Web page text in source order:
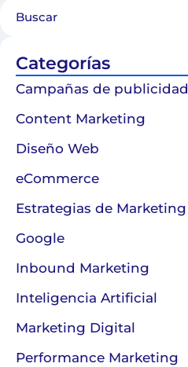
Categorías
Campañas de publicidad
Content Marketing
Diseño Web
eCommerce
Estrategias de Marketing
Google
Inbound Marketing
Inteligencia Artificial
Marketing Digital
Performance Marketing